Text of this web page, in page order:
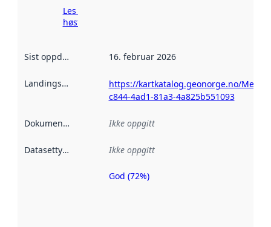
Les mer om
høsting her
Sist oppdatert 16. februar 2026
Landingsside
https://kartkatalog.geonorge.no/
c844-4ad1-81a3-4a825b551093
Dokumentasjon Ikke oppgitt
Datasettype Ikke oppgitt
Metadatakvalitet
God (72%)